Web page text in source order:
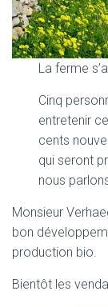
La ferme
Cinq
entretenir
cents
qui seront
nous
Monsieur
bon
production bio.
Bientôt les